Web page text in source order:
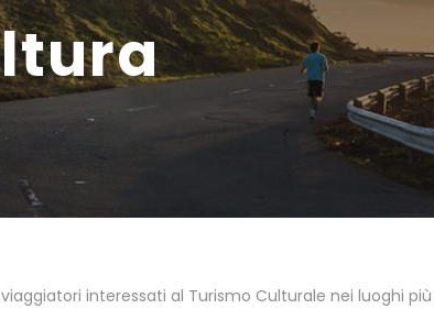
interessati al Turismo Culturale nei luoghi